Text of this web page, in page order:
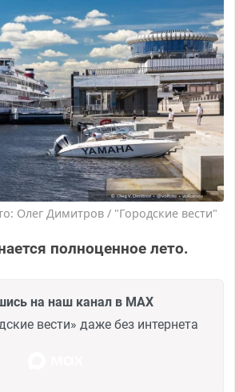
Олег Димитров / "Городские вести"
полноценное лето.
на наш канал в MAX
вести» даже без интернета